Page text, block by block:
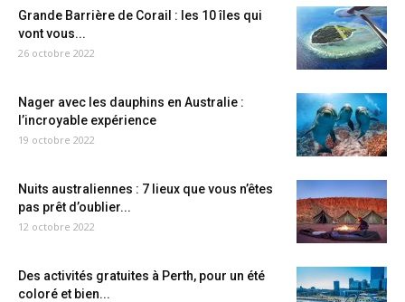
Grande Barrière de Corail : les 10 îles qui
vont vous...
26 octobre 2022
Nager avec les dauphins en Australie :
l’incroyable expérience
19 octobre 2022
Nuits australiennes : 7 lieux que vous n’êtes
pas prêt d’oublier...
12 octobre 2022
Des activités gratuites à Perth, pour un été
coloré et bien...